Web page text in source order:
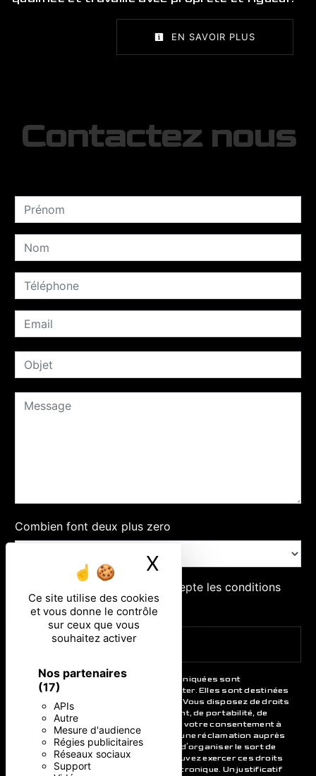
Ce site utilise des cookies
et vous donne le contrôle
sur ceux que vous
souhaitez activer
Nos partenaires
(17)
APIs
Autre
Mesure d'audience
Régies publicitaires
Réseaux sociaux
Support
X Masquer le
EN SAVOIR PLUS
Contactez nous
Combien font deux plus zero
En cochant cette case, j'accepte les conditions
particulières ci-dessous **
ENVOYER
** Les données personnelles communiquées sont
nécessaires aux fins de vous contacter. Elles sont destinées
à l'entreprise et ses sous-traitants. Vous disposez de droits
d’accès, de rectification, d’effacement, de portabilité, de
limitation, d’opposition, de retrait de votre consentement à
tout moment et du droit d’introduire une réclamation auprès
d’une autorité de contrôle, ainsi que d’organiser le sort de
vos données post-mortem. Vous pouvez exercer ces droits
par voie postale ou par courrier électronique. Un justificatif